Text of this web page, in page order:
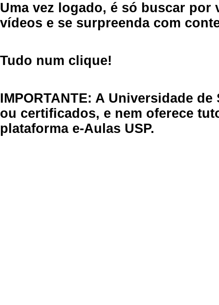
Uma vez logado, é só buscar por
vídeos e se surpreenda com
Tudo num clique!
IMPORTANTE: A Universidade
ou certificados, e nem oferece
plataforma e-Aulas USP.